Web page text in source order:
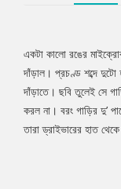
Tab
Article
একটা কালো রঙের
দাঁড়াল। প্রচণ্ড শব্দে দুটো
দাঁড়াতে। ছবি তুলেই সে
করল না। বরং গাড়ির দু’
তারা ড্রাইভারের হাত